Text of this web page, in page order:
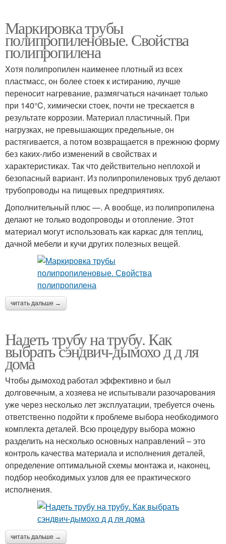
Маркировка трубы
полипропиленовые. Свойства
полипропилена
Хотя полипропилен наименее плотный из всех
пластмасс, он более стоек к истиранию, лучше
переносит нагревание, размягчаться начинает только
при 140°C, химически стоек, почти не трескается в
результате коррозии. Материал пластичный. При
нагрузках, не превышающих предельные, он
растягивается, а потом возвращается в прежнюю форму
без каких-либо изменений в свойствах и
характеристиках. Так что действительно неплохой и
безопасный вариант. Из полипропиленовых труб делают
трубопроводы на пищевых предприятиях.
Дополнительный плюс —. А вообще, из полипропилена
делают не только водопроводы и отопление. Этот
материал могут использовать как каркас для теплиц,
дачной мебели и кучи других полезных вещей.
читать дальше →
Надеть трубу на трубу. Как
выбрать сэндвич-дымохо д д ля
дома
Чтобы дымоход работал эффективно и был
долговечным, а хозяева не испытывали разочарования
уже через несколько лет эксплуатации, требуется очень
ответственно подойти к проблеме выбора необходимого
комплекта деталей. Всю процедуру выбора можно
разделить на несколько основных направлений – это
контроль качества материала и исполнения деталей,
определение оптимальной схемы монтажа и, наконец,
подбор необходимых узлов для ее практического
исполнения.
читать дальше →